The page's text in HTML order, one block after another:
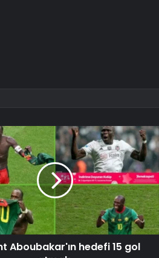
Aboubakar'ın hedefi 15 gol